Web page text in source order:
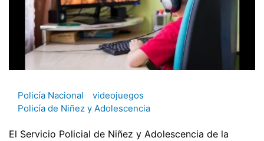
Policía Nacional
videojuegos
Policía de Niñez y Adolescencia
El Servicio Policial de Niñez y Adolescencia de la